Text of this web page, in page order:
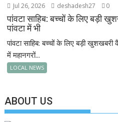
Jul 26, 2026 deshadesh27 0
पांवटा साहिब: बच्चों के लिए बड़ी
पांवटा में भी
पांवटा साहिब: बच्चों के लिए बड़ी
में महानगरों...
LOCAL NEWS
ABOUT US